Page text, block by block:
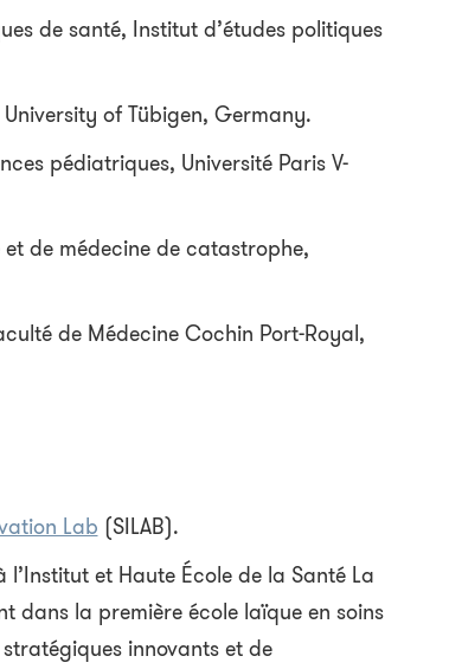
de santé, Institut d’études politiques
of Tübigen, Germany.
pédiatriques, Université Paris V-
de médecine de catastrophe,
de Médecine Cochin Port-Royal,
Lab (SILAB).
et Haute École de la Santé La
dans la première école laïque en soins
innovants et de